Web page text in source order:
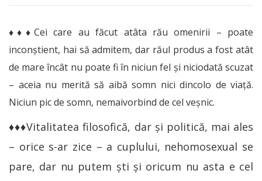
♦♦♦Cei care au făcut atâta rău omenirii – poate
inconştient, hai să admitem, dar răul produs a fost atât
de mare încât nu poate fi în niciun fel şi niciodată scuzat
– aceia nu merită să aibă somn nici dincolo de viață.
Niciun pic de somn, nemaivorbind de cel veşnic.
♦♦♦Vitalitatea filosofică, dar și politică, mai ales
– orice s-ar zice – a cuplului, nehomosexual se
pare, dar nu putem şti şi oricum nu asta e cel